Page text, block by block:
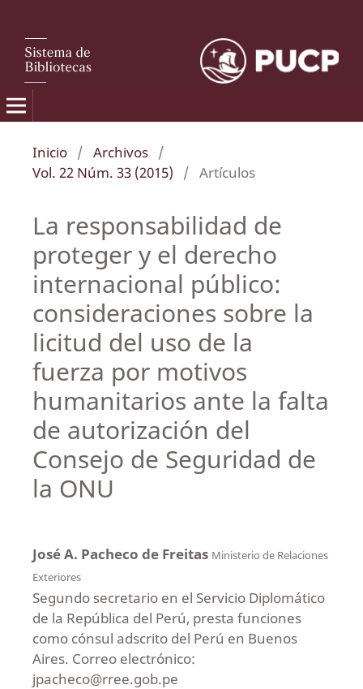
Inicio / Archivos /
Vol. 22 Núm. 33 (2015)
/ Artículos
La responsabilidad de
proteger y el derecho
internacional público:
consideraciones sobre la
licitud del uso de la
fuerza por motivos
humanitarios ante la falta
de autorización del
Consejo de Seguridad de
la ONU
José A. Pacheco de Freitas Ministerio de Relaciones
Exteriores
Segundo secretario en el Servicio Diplomático
de la República del Perú, presta funciones
como cónsul adscrito del Perú en Buenos
Aires. Correo electrónico:
jpacheco@rree.gob.pe